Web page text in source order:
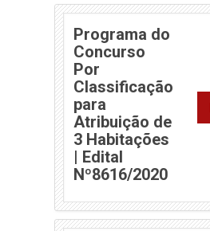
Programa do
Concurso
Por
Classificação
para
Atribuição de
3 Habitações
| Edital
Nº8616/2020